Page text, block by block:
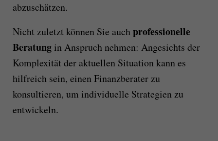
abzuschätzen.
Nicht zuletzt können Sie auchprofessionelle
Beratungin Anspruch nehmen: Angesichts der
Komplexität der aktuellen Situation kann es
hilfreich sein, einen Finanzberater zu
konsultieren, um individuelle Strategien zu
entwickeln.